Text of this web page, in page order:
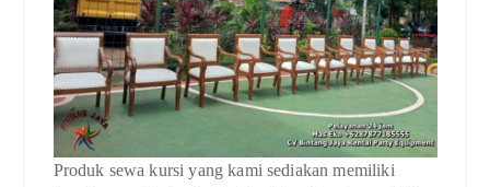
Produk sewa kursi yang kami sediakan memiliki